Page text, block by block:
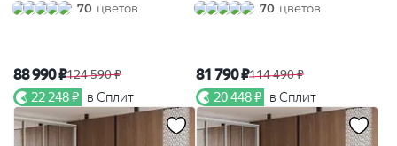
70 цветов
88 990 ₽124 590 ₽
22 248 ₽ в Сплит
70 цветов
81 790 ₽114 490 ₽
20 448 ₽ в Сплит